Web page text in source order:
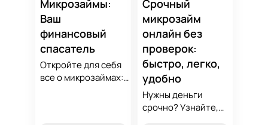
поддержит вашу
финансовую
стабильность.
Микрозаймы:
Ваш
финансовый
спасатель
Откройте для себя
все о микрозаймах:
Срочный
микрозайм
онлайн без
проверок:
быстро, легко,
удобно
Нужны деньги
срочно? Узнайте,